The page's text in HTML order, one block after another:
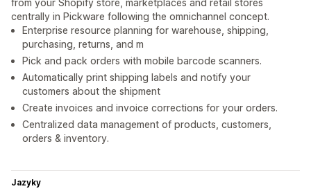
from your Shopify store, marketplaces and retail stores
centrally in Pickware following the omnichannel concept.
Enterprise resource planning for warehouse, shipping,
purchasing, returns, and m
Pick and pack orders with mobile barcode scanners.
Automatically print shipping labels and notify your
customers about the shipment
Create invoices and invoice corrections for your orders.
Centralized data management of products, customers,
orders & inventory.
Jazyky